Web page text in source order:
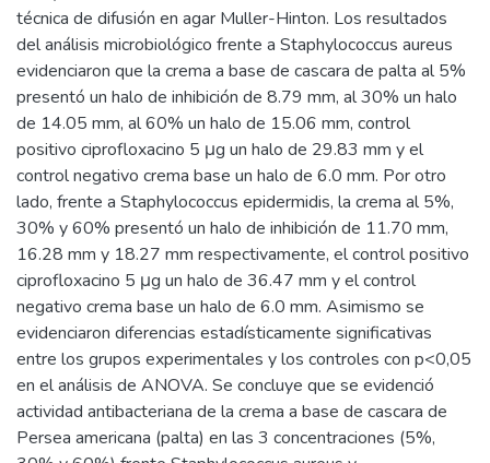
técnica de difusión en agar Muller-Hinton. Los resultados
del análisis microbiológico frente a Staphylococcus aureus
evidenciaron que la crema a base de cascara de palta al 5%
presentó un halo de inhibición de 8.79 mm, al 30% un halo
de 14.05 mm, al 60% un halo de 15.06 mm, control
positivo ciprofloxacino 5 μg un halo de 29.83 mm y el
control negativo crema base un halo de 6.0 mm. Por otro
lado, frente a Staphylococcus epidermidis, la crema al 5%,
30% y 60% presentó un halo de inhibición de 11.70 mm,
16.28 mm y 18.27 mm respectivamente, el control positivo
ciprofloxacino 5 μg un halo de 36.47 mm y el control
negativo crema base un halo de 6.0 mm. Asimismo se
evidenciaron diferencias estadísticamente significativas
entre los grupos experimentales y los controles con p<0,05
en el análisis de ANOVA. Se concluye que se evidenció
actividad antibacteriana de la crema a base de cascara de
Persea americana (palta) en las 3 concentraciones (5%,